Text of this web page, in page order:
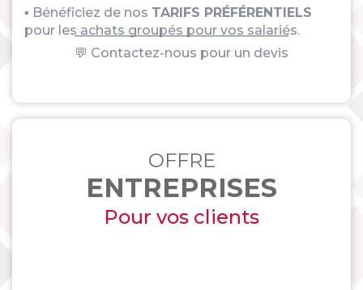
▪ Bénéficiez de nos TARIFS PRÉFÉRENTIELS
pour les achats groupés pour vos salariés.
💬 Contactez-nous pour un devis
OFFRE
ENTREPRISES
Pour vos clients